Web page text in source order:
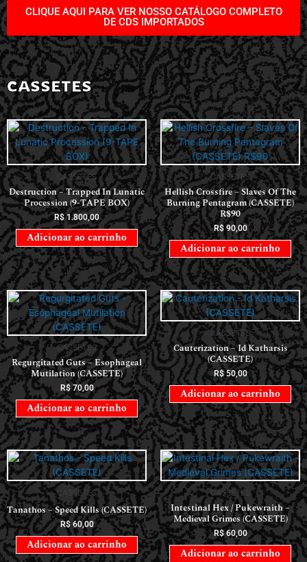
CLIQUE AQUI PARA VER NOSSO CATÁLOGO COMPLETO
DE CDS IMPORTADOS
CASSETES
CASSETES
Destruction – Trapped In Lunatic
Procession (9-TAPE BOX)
R$1.800,00
Adicionar ao carrinho
CASSETES
Hellish Crossfire – Slaves Of The
Burning Pentagram (CASSETE)
R$90
R$90,00
Adicionar ao carrinho
CASSETES
Regurgitated Guts – Esophageal
Mutilation (CASSETE)
R$70,00
Adicionar ao carrinho
CASSETES
Cauterization – Id Katharsis
(CASSETE)
R$50,00
Adicionar ao carrinho
CASSETES
Tanathos – Speed Kills (CASSETE)
R$60,00
Adicionar ao carrinho
CASSETES
Intestinal Hex / Pukewraith –
Medieval Grimes (CASSETE)
R$60,00
Adicionar ao carrinho